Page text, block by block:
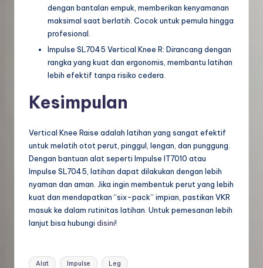
dengan bantalan empuk, memberikan kenyamanan
maksimal saat berlatih. Cocok untuk pemula hingga
profesional.
Impulse SL7045 Vertical Knee R: Dirancang dengan
rangka yang kuat dan ergonomis, membantu latihan
lebih efektif tanpa risiko cedera.
Kesimpulan
Vertical Knee Raise adalah latihan yang sangat efektif
untuk melatih otot perut, pinggul, lengan, dan punggung.
Dengan bantuan alat seperti Impulse IT7010 atau
Impulse SL7045, latihan dapat dilakukan dengan lebih
nyaman dan aman. Jika ingin membentuk perut yang lebih
kuat dan mendapatkan “six-pack” impian, pastikan VKR
masuk ke dalam rutinitas latihan. Untuk pemesanan lebih
lanjut bisa hubungi disini!
Tags:
Alat Impulse Leg